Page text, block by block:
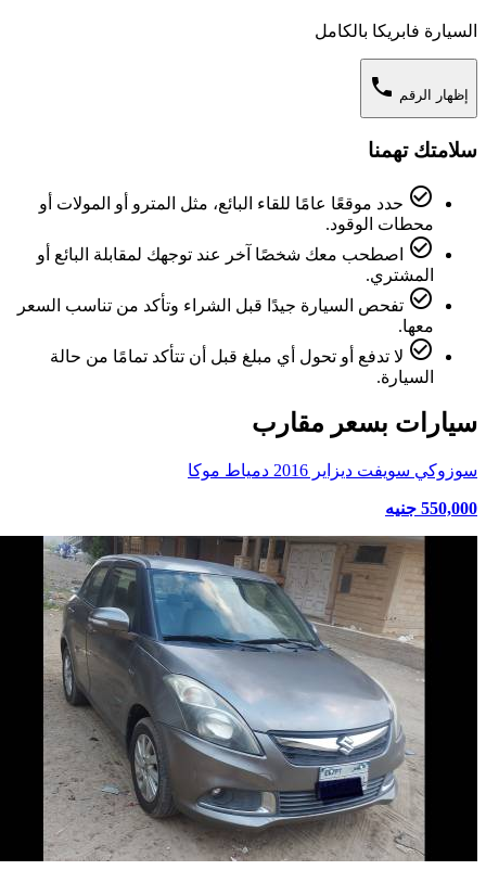
السيارة فابريكا بالكامل
إظهار الرقم phone
سلامتك تهمنا
check_circle_outline حدد موقعًا عامًا للقاء البائع، مثل المترو أو المولات أو
محطات الوقود.
check_circle_outline
اصطحب معك شخصًا آخر عند توجهك لمقابلة البائع أو
المشتري.
check_circle_outline تفحص السيارة جيدًا قبل الشراء وتأكد من تناسب السعر
معها.
check_circle_outline لا تدفع أو تحول أي مبلغ قبل أن تتأكد تمامًا من حالة
السيارة.
سيارات بسعر مقارب
سوزوكي سويفت ديزاير 2016 دمياط موكا
550,000 جنيه